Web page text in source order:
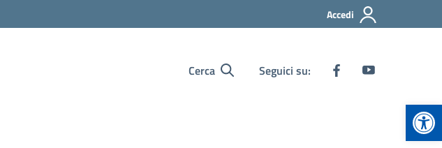
Accedi
Cerca Seguici su: